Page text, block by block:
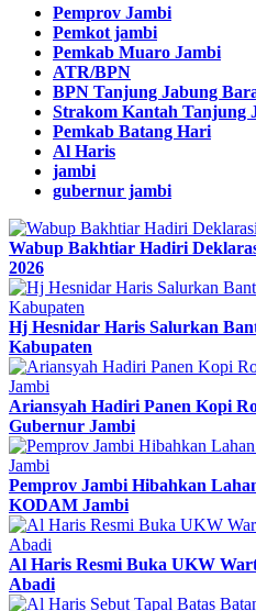
Pemprov Jambi
Pemkot jambi
Pemkab Muaro Jambi
ATR/BPN
BPN Tanjung Jabung
Strakom Kantah Tanjung
Pemkab Batang Hari
Al Haris
jambi
gubernur jambi
Wabup Bakhtiar Hadiri
2026
Hj Hesnidar Haris Salurkan
Kabupaten
Ariansyah Hadiri Panen Kopi
Gubernur Jambi
Pemprov Jambi Hibahkan
KODAM Jambi
Al Haris Resmi Buka UKW
Abadi